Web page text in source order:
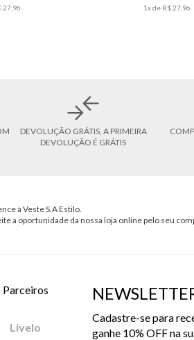
27 96
1x de R$27 96
DEVOLUÇÃO GRÁTIS, A PRIMEIRA
DEVOLUÇÃO É GRÁTIS
à Veste S.A Estilo.
a oportunidade da nossa loja online pelo seu
Parceiros
Livelo
Cadastre-se para
ganhe 10% OFF na